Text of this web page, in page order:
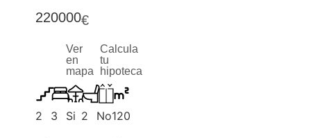
220000€
Ver
en
mapa
Calcula
tu
hipoteca
2 3 Si 2 No120